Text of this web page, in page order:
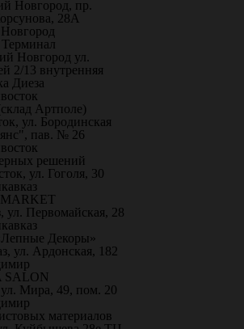
Новгород, пр.
28А
Новгород ул.
2/13 внутренняя
Диеза
Артполе)
ул. Бородинская
пав. № 26
решений
ул. Гоголя, 30
ул. Первомайская, 28
Декоры»
ул. Ардонская, 182
SALON
Мира, 49, пом. 20
материалов